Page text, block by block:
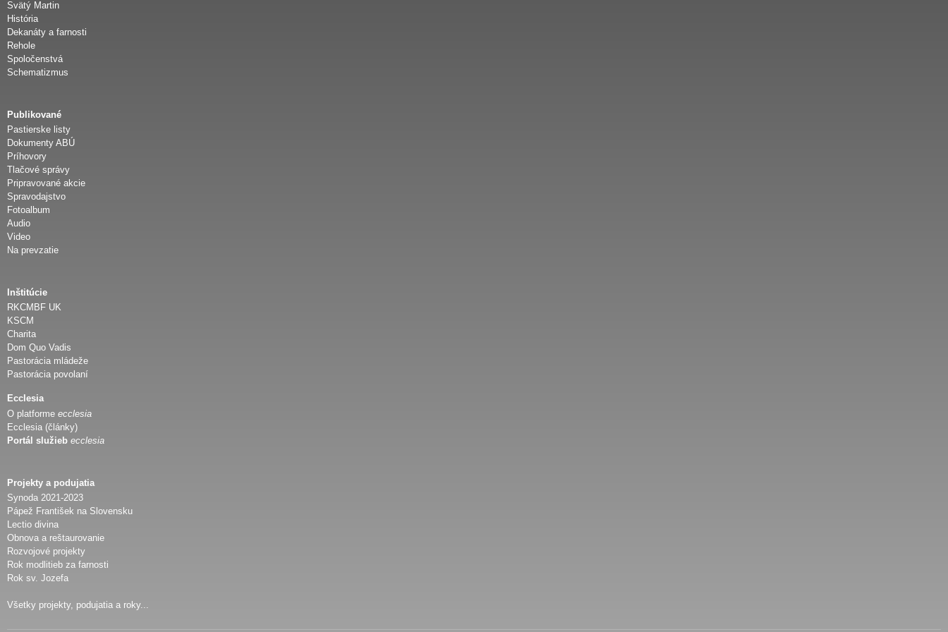
Svätý Martin
História
Dekanáty a farnosti
Rehole
Spoločenstvá
Schematizmus
Publikované
Pastierske listy
Dokumenty ABÚ
Príhovory
Tlačové správy
Pripravované akcie
Spravodajstvo
Fotoalbum
Audio
Video
Na prevzatie
Inštitúcie
RKCMBF UK
KSCM
Charita
Dom Quo Vadis
Pastorácia mládeže
Pastorácia povolaní
Ecclesia
O platforme ecclesia
Ecclesia (články)
Portál služieb ecclesia
Projekty a podujatia
Synoda 2021-2023
Pápež František na Slovensku
Lectio divina
Obnova a reštaurovanie
Rozvojové projekty
Rok modlitieb za farnosti
Rok sv. Jozefa
Všetky projekty, podujatia a roky...